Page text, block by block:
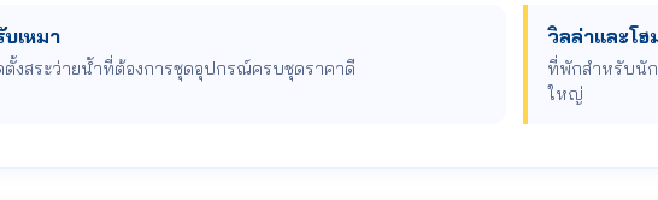
เหมา
ตั้งสระว่ายน้ำที่ต้องการชุดอุปกรณ์ครบชุดราคาดี
วิลล่าและโฮ
ที่พักสำหรับนัก
ใหญ่